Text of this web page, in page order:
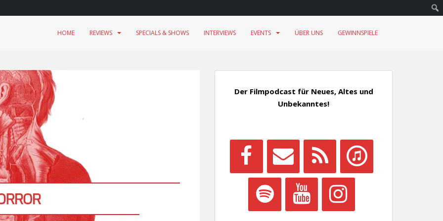
HOME REVIEWS SPECIALS & SHOWS INTERVIEWS EVENTS ÜBER UNS GEWINNSPIELE
Der Filmpodcast für Neues, Altes und
Unbekanntes!